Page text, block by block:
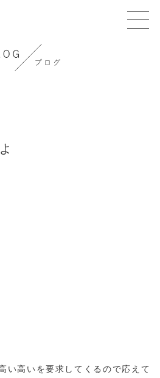
い高いを要求してくるので応えて